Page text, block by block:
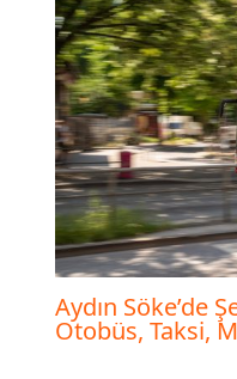
Aydın Söke’de
Otobüs, Taksi,